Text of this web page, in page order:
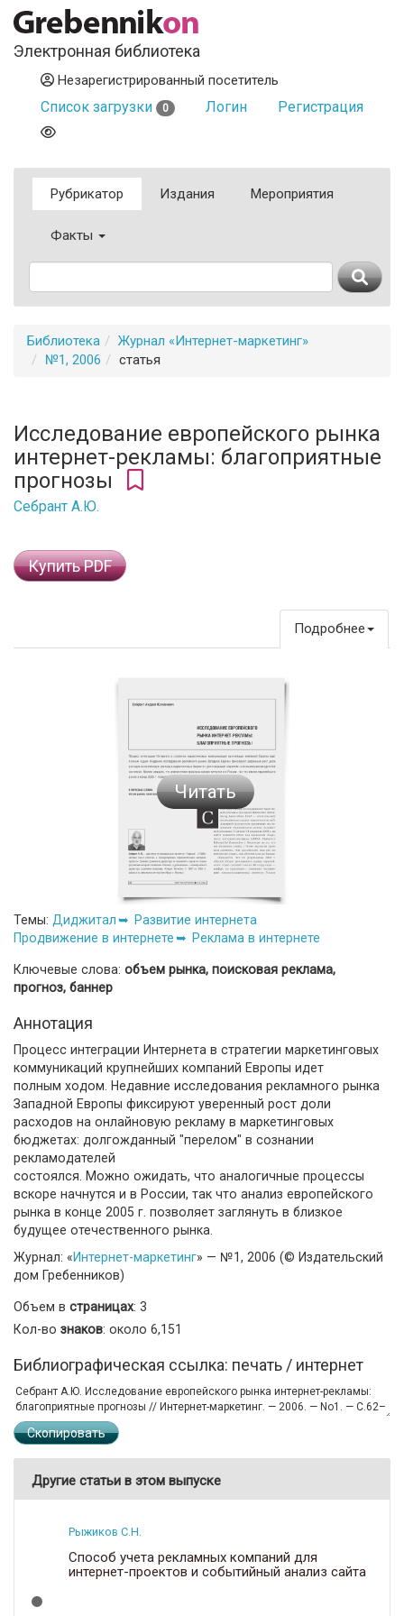
Электронная библиотека
Незарегистрированный посетитель
Список загрузки 0 Логин Регистрация
Рубрикатор Издания Мероприятия
Факты
Библиотека
Журнал «Интернет-маркетинг»
№1, 2006
статья
Исследование европейского рынка
интернет-рекламы: благоприятные
прогнозы
Себрант А.Ю.
Купить PDF
Подробнее
Читать
Темы: Диджитал
Развитие интернета
Продвижение в интернете
Реклама в интернете
Ключевые слова: объем рынка, поисковая реклама,
прогноз, баннер
Аннотация
Процесс интеграции Интернета в стратегии маркетинговых
коммуникаций крупнейших компаний Европы идет
полным ходом. Недавние исследования рекламного рынка
Западной Европы фиксируют уверенный рост доли
расходов на онлайновую рекламу в маркетинговых
бюджетах: долгожданный "перелом" в сознании
рекламодателей
состоялся. Можно ожидать, что аналогичные процессы
вскоре начнутся и в России, так что анализ европейского
рынка в конце 2005 г. позволяет заглянуть в близкое
будущее отечественного рынка.
Журнал: «Интернет-маркетинг» — №1, 2006 (© Издательский
дом Гребенников)
Объем в страницах: 3
Кол-во знаков: около 6,151
Библиографическая ссылка: печать / интернет
Скопировать
Другие статьи в этом выпуске
Рыжиков С.Н.
Способ учета рекламных компаний для
интернет-проектов и событийный анализ сайта